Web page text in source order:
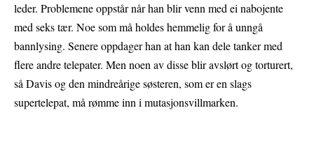
leder. Problemene oppstår når han blir venn med ei nabojente
med seks tær. Noe som må holdes hemmelig for å unngå
bannlysing. Senere oppdager han at han kan dele tanker med
flere andre telepater. Men noen av disse blir avslørt og torturert,
så Davis og den mindreårige søsteren, som er en slags
supertelepat, må rømme inn i mutasjonsvillmarken.